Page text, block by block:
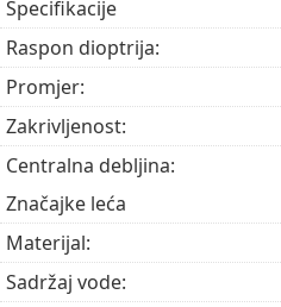
Oni koji pate od
Ljudi s aktivnim ili
rutinskom njegom leća.
Oni koji uživaju u
Često postavljana
Koliko dugo možete nositi
Specifikacije
Raspon dioptrija:
Promjer:
Zakrivljenost:
Centralna debljina:
Značajke leća
Materijal:
Sadržaj vode: